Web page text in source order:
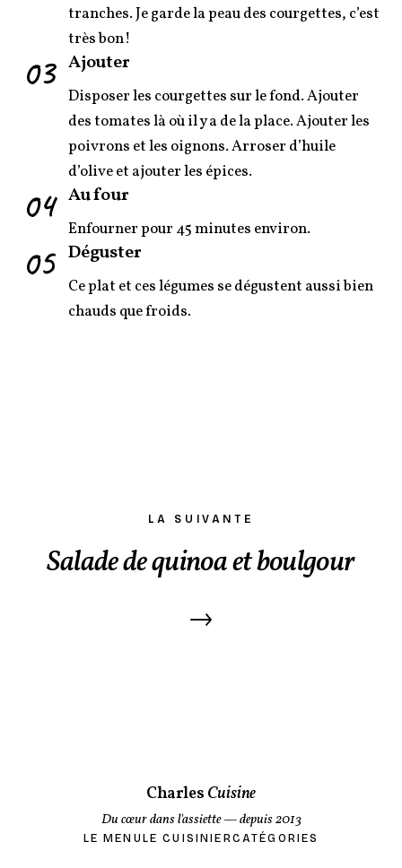
tranches. Je garde la peau des courgettes, c’est
très bon!
03 Ajouter
Disposer les courgettes sur le fond. Ajouter
des tomates là où il y a de la place. Ajouter les
poivrons et les oignons. Arroser d’huile
d’olive et ajouter les épices.
04 Au four
Enfourner pour 45 minutes environ.
05 Déguster
Ce plat et ces légumes se dégustent aussi bien
chauds que froids.
LA SUIVANTE
Salade de quinoa et boulgour
→
Charles Cuisine
Du cœur dans l'assiette— depuis 2013
LE MENU LE CUISINIER CATÉGORIES